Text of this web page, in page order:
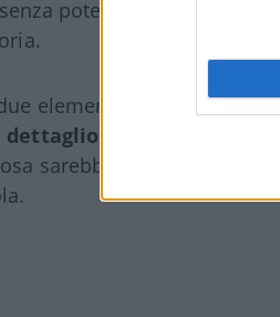
poter più far parte,
elementi del racconto
dettaglio sull’ultimo
sarebbe successo se”